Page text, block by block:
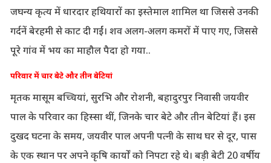
जघन्य कृत्य में धारदार हथियारों का इस्तेमाल शामिल था जिससे उनकी
गर्दनें बेरहमी से काट दी गईं। शव अलग-अलग कमरों में पाए गए, जिससे
पूरे गांव में भय का माहौल पैदा हो गया..
परिवार में चार बेटे और तीन बेटियां
मृतक मासूम बच्चियां, सुरभि और रोशनी, बहादुरपुर निवासी जयवीर
पाल के परिवार का हिस्सा थीं, जिनके चार बेटे और तीन बेटियां हैं। इस
दुखद घटना के समय, जयवीर पाल अपनी पत्नी के साथ घर से दूर, पास
के एक स्थान पर अपने कृषि कार्यों को निपटा रहे थे। बड़ी बेटी 20 वर्षीय